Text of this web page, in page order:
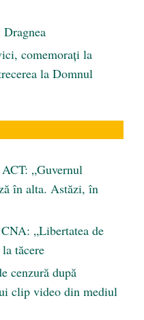
comemorați la
la Domnul
„Guvernul
în alta. Astăzi, în
„Libertatea de
tăcere
cenzură după
clip video din mediul